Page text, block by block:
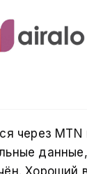
через MTN
Хороший